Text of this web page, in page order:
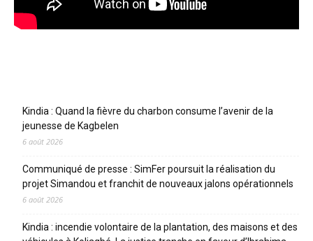
Kindia : Quand la fièvre du charbon consume l’avenir de la
jeunesse de Kagbelen
6 août 2026
Communiqué de presse : SimFer poursuit la réalisation du
projet Simandou et franchit de nouveaux jalons opérationnels
6 août 2026
Kindia : incendie volontaire de la plantation, des maisons et des